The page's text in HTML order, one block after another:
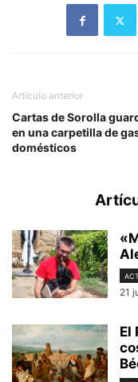
Artículo anterior
Cartas de Sorolla
en una carpetilla de
domésticos
21
El